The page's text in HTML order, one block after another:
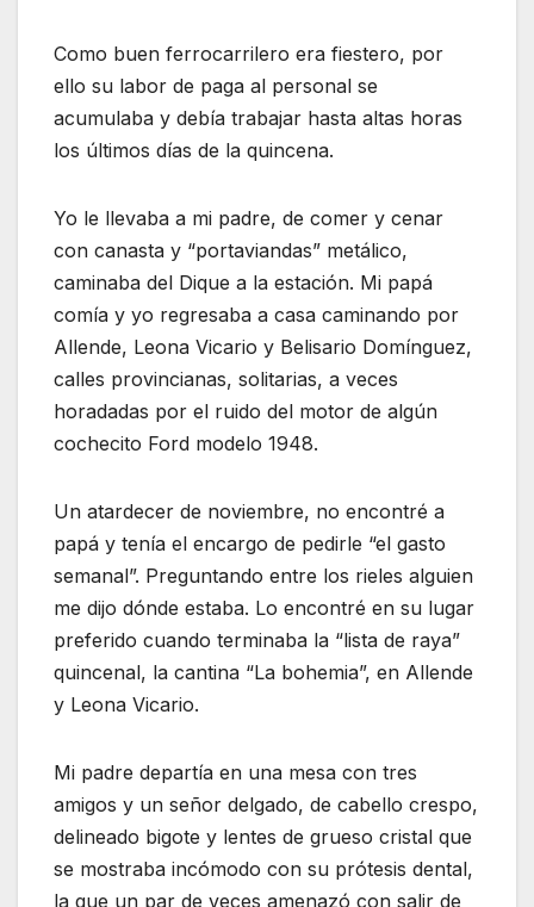
Como buen ferrocarrilero era fiestero, por
ello su labor de paga al personal se
acumulaba y debía trabajar hasta altas horas
los últimos días de la quincena.
Yo le llevaba a mi padre, de comer y cenar
con canasta y “portaviandas” metálico,
caminaba del Dique a la estación. Mi papá
comía y yo regresaba a casa caminando por
Allende, Leona Vicario y Belisario Domínguez,
calles provincianas, solitarias, a veces
horadadas por el ruido del motor de algún
cochecito Ford modelo 1948.
Un atardecer de noviembre, no encontré a
papá y tenía el encargo de pedirle “el gasto
semanal”. Preguntando entre los rieles alguien
me dijo dónde estaba. Lo encontré en su lugar
preferido cuando terminaba la “lista de raya”
quincenal, la cantina “La bohemia”, en Allende
y Leona Vicario.
Mi padre departía en una mesa con tres
amigos y un señor delgado, de cabello crespo,
delineado bigote y lentes de grueso cristal que
se mostraba incómodo con su prótesis dental,
la que un par de veces amenazó con salir de